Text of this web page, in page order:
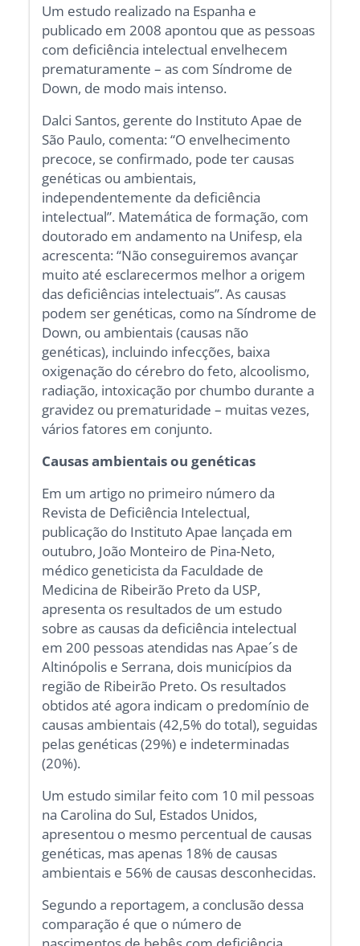
Um estudo realizado na Espanha e
publicado em 2008 apontou que as pessoas
com deficiência intelectual envelhecem
prematuramente – as com Síndrome de
Down, de modo mais intenso.
Dalci Santos, gerente do Instituto Apae de
São Paulo, comenta: “O envelhecimento
precoce, se confirmado, pode ter causas
genéticas ou ambientais,
independentemente da deficiência
intelectual”. Matemática de formação, com
doutorado em andamento na Unifesp, ela
acrescenta: “Não conseguiremos avançar
muito até esclarecermos melhor a origem
das deficiências intelectuais”. As causas
podem ser genéticas, como na Síndrome de
Down, ou ambientais (causas não
genéticas), incluindo infecções, baixa
oxigenação do cérebro do feto, alcoolismo,
radiação, intoxicação por chumbo durante a
gravidez ou prematuridade – muitas vezes,
vários fatores em conjunto.
Causas ambientais ou genéticas
Em um artigo no primeiro número da
Revista de Deficiência Intelectual,
publicação do Instituto Apae lançada em
outubro, João Monteiro de Pina-Neto,
médico geneticista da Faculdade de
Medicina de Ribeirão Preto da USP,
apresenta os resultados de um estudo
sobre as causas da deficiência intelectual
em 200 pessoas atendidas nas Apae´s de
Altinópolis e Serrana, dois municípios da
região de Ribeirão Preto. Os resultados
obtidos até agora indicam o predomínio de
causas ambientais (42,5% do total), seguidas
pelas genéticas (29%) e indeterminadas
(20%).
Um estudo similar feito com 10 mil pessoas
na Carolina do Sul, Estados Unidos,
apresentou o mesmo percentual de causas
genéticas, mas apenas 18% de causas
ambientais e 56% de causas desconhecidas.
Segundo a reportagem, a conclusão dessa
comparação é que o número de